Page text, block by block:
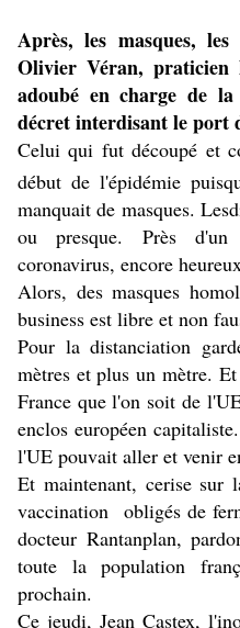
Après, les masques,
Olivier Véran,
adoubé en charge de
décret interdisant le port
Celui qui fut découpé et
début de l'épidémie
manquait de masques.
ou presque. Près
coronavirus, encore
Alors, des masques
business est libre et non
Pour la distanciation
mètres et plus un mètre.
France que l'on soit de
enclos européen
l'UE pouvait aller et venir
Et maintenant, cerise sur
vaccination obligés de
docteur Rantanplan,
toute la population
prochain.
Ce jeudi, Jean Castex,